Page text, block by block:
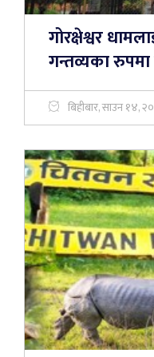
गोरक्षेश्वर
गन्तव्यका
बिहीबार, साउन १४,